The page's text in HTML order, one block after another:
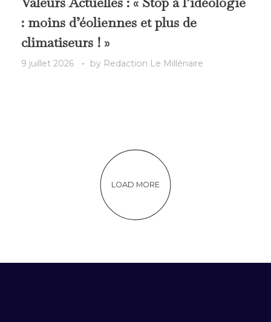
: moins d’éoliennes et plus de
climatiseurs ! »
9 juillet 2026 by Redaction Le Millénaire
LOAD MORE